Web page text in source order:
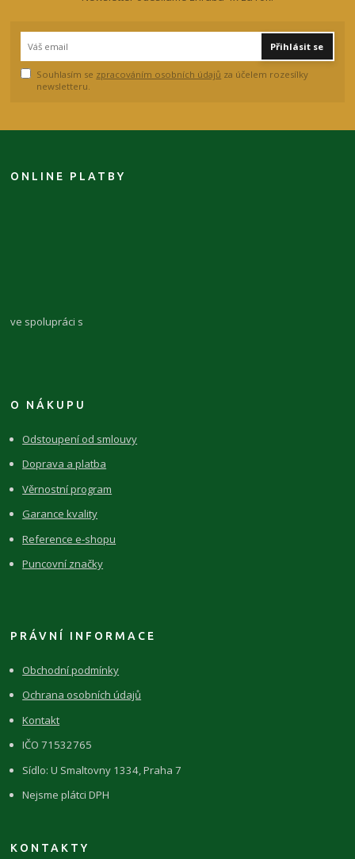
Přihlásit se
Souhlasím se zpracováním osobních údajů za účelem rozesílky
newsletteru.
ONLINE PLATBY
ve spolupráci s
O NÁKUPU
Odstoupení od smlouvy
Doprava a platba
Věrnostní program
Garance kvality
Reference e-shopu
Puncovní značky
PRÁVNÍ INFORMACE
Obchodní podmínky
Ochrana osobních údajů
Kontakt
IČO 71532765
Sídlo: U Smaltovny 1334, Praha 7
Nejsme plátci DPH
KONTAKTY